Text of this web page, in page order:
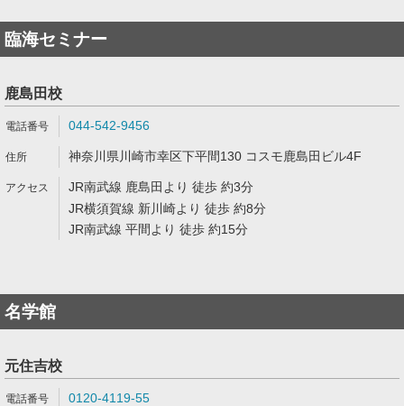
臨海セミナー
鹿島田校
044-542-9456
神奈川県川崎市幸区下平間130 コスモ鹿島田ビル4F
JR南武線 鹿島田より 徒歩 約3分
JR横須賀線 新川崎より 徒歩 約8分
JR南武線 平間より 徒歩 約15分
名学館
元住吉校
0120-4119-55